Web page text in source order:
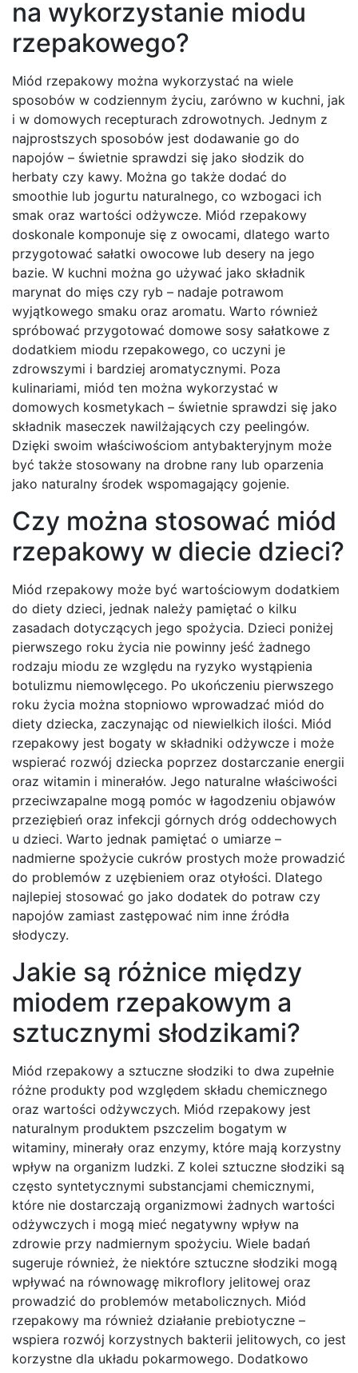
na wykorzystanie miodu
rzepakowego?
Miód rzepakowy można wykorzystać na wiele
sposobów w codziennym życiu, zarówno w kuchni, jak
i w domowych recepturach zdrowotnych. Jednym z
najprostszych sposobów jest dodawanie go do
napojów – świetnie sprawdzi się jako słodzik do
herbaty czy kawy. Można go także dodać do
smoothie lub jogurtu naturalnego, co wzbogaci ich
smak oraz wartości odżywcze. Miód rzepakowy
doskonale komponuje się z owocami, dlatego warto
przygotować sałatki owocowe lub desery na jego
bazie. W kuchni można go używać jako składnik
marynat do mięs czy ryb – nadaje potrawom
wyjątkowego smaku oraz aromatu. Warto również
spróbować przygotować domowe sosy sałatkowe z
dodatkiem miodu rzepakowego, co uczyni je
zdrowszymi i bardziej aromatycznymi. Poza
kulinariami, miód ten można wykorzystać w
domowych kosmetykach – świetnie sprawdzi się jako
składnik maseczek nawilżających czy peelingów.
Dzięki swoim właściwościom antybakteryjnym może
być także stosowany na drobne rany lub oparzenia
jako naturalny środek wspomagający gojenie.
Czy można stosować miód
rzepakowy w diecie dzieci?
Miód rzepakowy może być wartościowym dodatkiem
do diety dzieci, jednak należy pamiętać o kilku
zasadach dotyczących jego spożycia. Dzieci poniżej
pierwszego roku życia nie powinny jeść żadnego
rodzaju miodu ze względu na ryzyko wystąpienia
botulizmu niemowlęcego. Po ukończeniu pierwszego
roku życia można stopniowo wprowadzać miód do
diety dziecka, zaczynając od niewielkich ilości. Miód
rzepakowy jest bogaty w składniki odżywcze i może
wspierać rozwój dziecka poprzez dostarczanie energii
oraz witamin i minerałów. Jego naturalne właściwości
przeciwzapalne mogą pomóc w łagodzeniu objawów
przeziębień oraz infekcji górnych dróg oddechowych
u dzieci. Warto jednak pamiętać o umiarze –
nadmierne spożycie cukrów prostych może prowadzić
do problemów z uzębieniem oraz otyłości. Dlatego
najlepiej stosować go jako dodatek do potraw czy
napojów zamiast zastępować nim inne źródła
słodyczy.
Jakie są różnice między
miodem rzepakowym a
sztucznymi słodzikami?
Miód rzepakowy a sztuczne słodziki to dwa zupełnie
różne produkty pod względem składu chemicznego
oraz wartości odżywczych. Miód rzepakowy jest
naturalnym produktem pszczelim bogatym w
witaminy, minerały oraz enzymy, które mają korzystny
wpływ na organizm ludzki. Z kolei sztuczne słodziki są
często syntetycznymi substancjami chemicznymi,
które nie dostarczają organizmowi żadnych wartości
odżywczych i mogą mieć negatywny wpływ na
zdrowie przy nadmiernym spożyciu. Wiele badań
sugeruje również, że niektóre sztuczne słodziki mogą
wpływać na równowagę mikroflory jelitowej oraz
prowadzić do problemów metabolicznych. Miód
rzepakowy ma również działanie prebiotyczne –
wspiera rozwój korzystnych bakterii jelitowych, co jest
korzystne dla układu pokarmowego. Dodatkowo